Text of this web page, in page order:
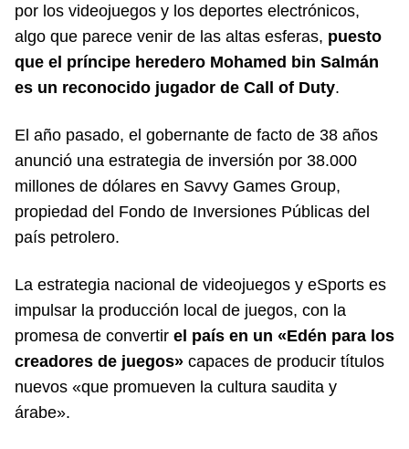
por los videojuegos y los deportes electrónicos,
algo que parece venir de las altas esferas, puesto
que el príncipe heredero Mohamed bin Salmán
es un reconocido jugador de Call of Duty.
El año pasado, el gobernante de facto de 38 años
anunció una estrategia de inversión por 38.000
millones de dólares en Savvy Games Group,
propiedad del Fondo de Inversiones Públicas del
país petrolero.
La estrategia nacional de videojuegos y eSports es
impulsar la producción local de juegos, con la
promesa de convertir el país en un «Edén para los
creadores de juegos» capaces de producir títulos
nuevos «que promueven la cultura saudita y
árabe».